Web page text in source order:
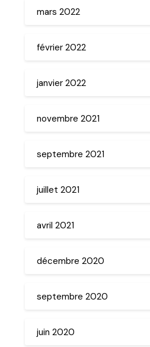
mars 2022
février 2022
janvier 2022
novembre 2021
septembre 2021
juillet 2021
avril 2021
décembre 2020
septembre 2020
juin 2020